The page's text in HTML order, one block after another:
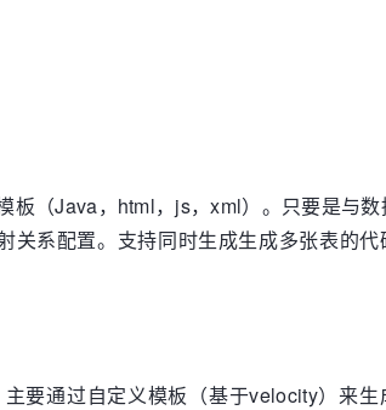
（Java，html，js，xml）。只要是与数
关系配置。支持同时生成生成多张表的代
要通过自定义模板（基于velocity）来生